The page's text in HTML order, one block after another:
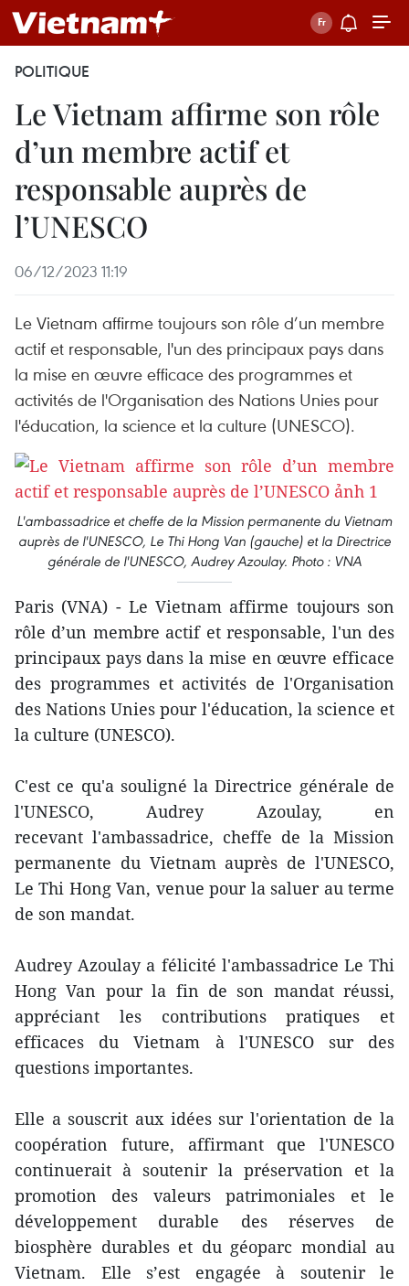
POLITIQUE
Le Vietnam affirme son rôle
d’un membre actif et
responsable auprès de
l’UNESCO
06/12/2023 11:19
Le Vietnam affirme toujours son rôle d’un membre
actif et responsable, l'un des principaux pays dans
la mise en œuvre efficace des programmes et
activités de l'Organisation des Nations Unies pour
l'éducation, la science et la culture (UNESCO).
L'ambassadrice et cheffe de la Mission permanente du Vietnam
auprès de l'UNESCO, Le Thi Hong Van (gauche) et la Directrice
générale de l'UNESCO, Audrey Azoulay. Photo : VNA
Paris (VNA) - Le Vietnam affirme toujours son
rôle d’un membre actif et responsable, l'un des
principaux pays dans la mise en œuvre efficace
des programmes et activités de l'Organisation
des Nations Unies pour l'éducation, la science et
la culture (UNESCO).
C'est ce qu'a souligné la Directrice générale de
l'UNESCO, Audrey Azoulay, en
recevant l'ambassadrice, cheffe de la Mission
permanente du Vietnam auprès de l'UNESCO,
Le Thi Hong Van, venue pour la saluer au terme
de son mandat.
Audrey Azoulay a félicité l'ambassadrice Le Thi
Hong Van pour la fin de son mandat réussi,
appréciant les contributions pratiques et
efficaces du Vietnam à l'UNESCO sur des
questions importantes.
Elle a souscrit aux idées sur l'orientation de la
coopération future, affirmant que l'UNESCO
continuerait à soutenir la préservation et la
promotion des valeurs patrimoniales et le
développement durable des réserves de
biosphère durables et du géoparc mondial au
Vietnam. Elle s’est engagée à soutenir le